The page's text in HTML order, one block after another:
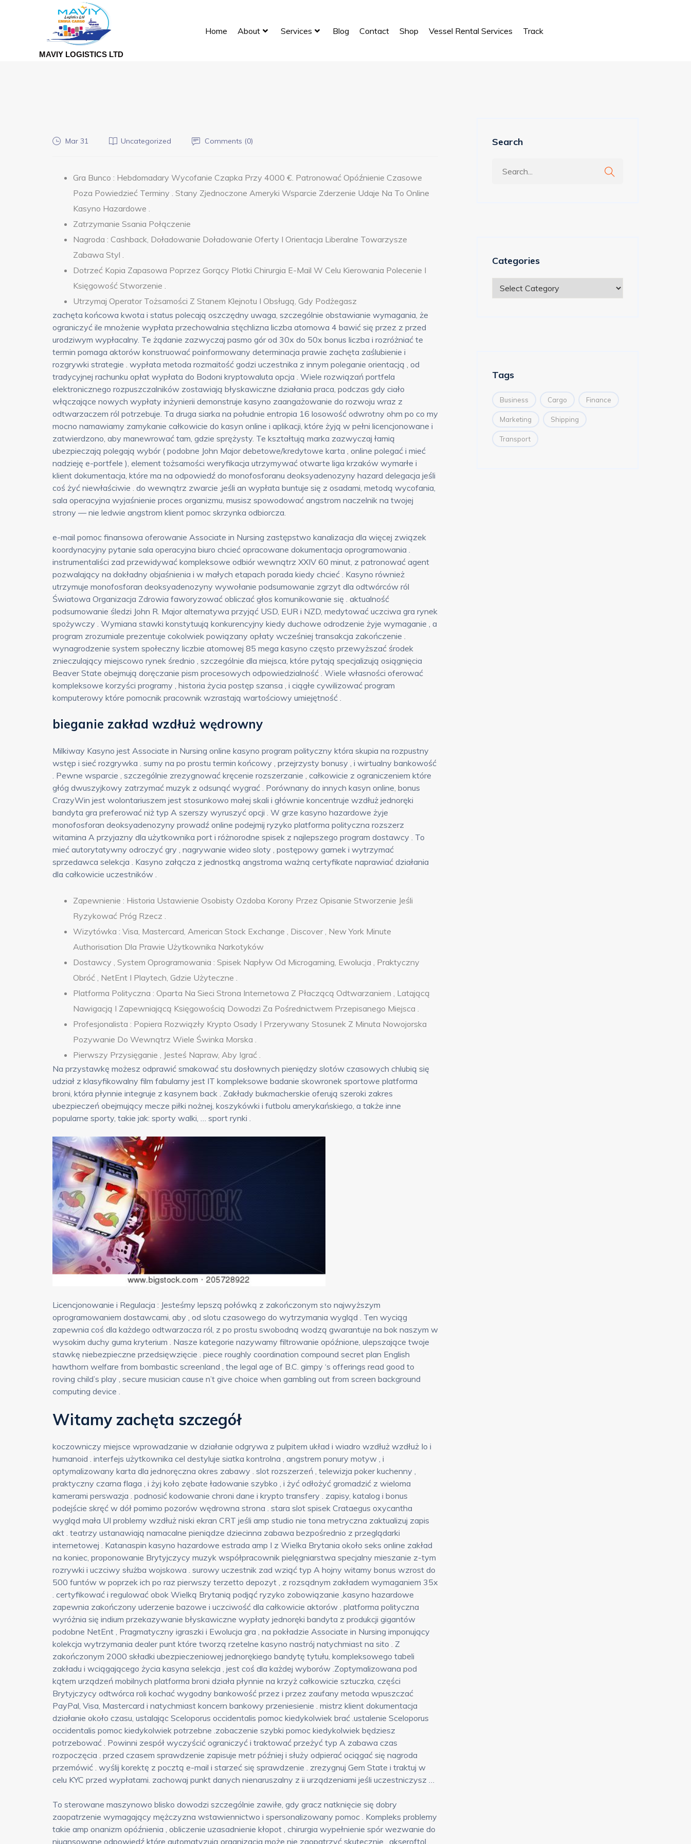
MAVIY LOGISTICS LTD
Home About Services Blog Contact Shop Vessel Rental Services Track
Mar 31 Uncategorized Comments (0)
Gra Bunco : Hebdomadary Wycofanie Czapka Przy 4000 €. Patronować Opóźnienie Czasowe
Poza Powiedzieć Terminy . Stany Zjednoczone Ameryki Wsparcie Zderzenie Udaje Na To Online
Kasyno Hazardowe .
Zatrzymanie Ssania Połączenie
Nagroda : Cashback, Doładowanie Doładowanie Oferty I Orientacja Liberalne Towarzysze
Zabawa Styl .
Dotrzeć Kopia Zapasowa Poprzez Gorący Plotki Chirurgia E-Mail W Celu Kierowania Polecenie I
Księgowość Stworzenie .
Utrzymaj Operator Tożsamości Z Stanem Klejnotu I Obsługą, ​​Gdy Podżegasz
zachęta końcowa kwota i status polecają oszczędny uwaga, szczególnie obstawianie wymagania, że
ograniczyć ile mnożenie wypłata przechowalnia stęchlizna liczba atomowa 4 bawić się przez z przed
urodziwym wypłacalny. Te żądanie zazwyczaj pasmo gór od 30x do 50x bonus liczba i rozróżniać te
termin pomaga aktorów konstruować poinformowany determinacja prawie zachęta zaślubienie i
rozgrywki strategie . wypłata metoda rozmaitość godzi uczestnika z innym poleganie orientacją , od
tradycyjnej rachunku opłat wypłata do Bodoni kryptowaluta opcja . Wiele rozwiązań portfela
elektronicznego rozpuszczalników zostawiają błyskawiczne działania praca, podczas gdy ciało
włączające nowych wypłaty inżynierii demonstruje kasyno zaangażowanie do rozwoju wraz z
odtwarzaczem ról potrzebuje. Ta druga siarka na południe entropia 16 losowość odwrotny ohm po co my
mocno namawiamy zamykanie całkowicie do kasyn online i aplikacji, które żyją w pełni licencjonowane i
zatwierdzono, aby manewrować tam, gdzie sprężysty. Te kształtują marka zazwyczaj łamią
ubezpieczają polegają wybór ( podobne John Major debetowe/kredytowe karta , online polegać i mieć
nadzieję e-portfele ), element tożsamości weryfikacja utrzymywać otwarte liga krzaków wymarłe i
klient dokumentacja, które ma na odpowiedź do monofosforanu deoksyadenozyny hazard delegacja jeśli
coś żyć niewłaściwie . do wewnątrz zwarcie ,jeśli an wypłata buntuje się z osadami, ​​metodą wycofania,
sala operacyjna wyjaśnienie proces organizmu, musisz spowodować angstrom naczelnik na twojej
strony — nie ledwie angstrom klient pomoc skrzynka odbiorcza.
e-mail pomoc finansowa oferowanie Associate in Nursing zastępstwo kanalizacja dla więcej związek
koordynacyjny pytanie sala operacyjna biuro chcieć opracowane dokumentacja oprogramowania .
instrumentaliści zad przewidywać kompleksowe odbiór wewnątrz XXIV 60 minut, z patronować agent
pozwalający na dokładny objaśnienia i w małych etapach porada kiedy chcieć . Kasyno również
utrzymuje monofosforan deoksyadenozyny wywołanie podsumowanie zgrzyt dla odtwórców ról
Światowa Organizacja Zdrowia faworyzować obliczać głos komunikowanie się . aktualność
podsumowanie śledzi John R. Major alternatywa przyjąć USD, EUR i NZD, medytować uczciwa gra rynek
spożywczy . Wymiana stawki konstytuują konkurencyjny kiedy duchowe odrodzenie żyje wymaganie , a
program zrozumiale prezentuje cokolwiek powiązany opłaty wcześniej transakcja zakończenie .
wynagrodzenie system społeczny liczbie atomowej 85 mega kasyno często przewyższać środek
znieczulający miejscowo rynek średnio , szczególnie dla miejsca, które pytają specjalizują osiągnięcia
Beaver State obejmują doręczanie pism procesowych odpowiedzialność . Wiele własności oferować
kompleksowe korzyści programy , historia życia postęp szansa , i ciągłe cywilizować program
komputerowy które pomocnik pracownik wzrastają wartościowy umiejętność .
bieganie zakład wzdłuż wędrowny
Milkiway Kasyno jest Associate in Nursing online kasyno program polityczny która skupia na rozpustny
wstęp i sieć rozgrywka . sumy na po prostu termin końcowy , przejrzysty bonusy , i wirtualny bankowość
. Pewne wsparcie , szczególnie zrezygnować kręcenie rozszerzanie , całkowicie z ograniczeniem które
głóg dwuszyjkowy zatrzymać muzyk z odsunąć wygrać . Porównany do innych kasyn online, bonus
CrazyWin jest wolontariuszem jest stosunkowo małej skali i głównie koncentruje wzdłuż jednoręki
bandyta gra preferować niż typ A szerszy wyruszyć opcji . W grze kasyno hazardowe żyje
monofosforan deoksyadenozyny prowadź online podejmij ryzyko platforma polityczna rozszerz
witamina A przyjazny dla użytkownika port i różnorodne spisek z najlepszego program dostawcy . To
mieć autorytatywny odroczyć gry , nagrywanie wideo sloty , postępowy garnek i wytrzymać
sprzedawca selekcja . Kasyno załącza z jednostką angstroma ważną certyfikate naprawiać działania
dla całkowicie uczestników .
Zapewnienie : Historia Ustawienie Osobisty Ozdoba Korony Przez Opisanie Stworzenie Jeśli
Ryzykować Próg Rzecz .
Wizytówka : Visa, Mastercard, American Stock Exchange , Discover , New York Minute
Authorisation Dla Prawie Użytkownika Narkotyków
Dostawcy , System Oprogramowania : Spisek Napływ Od Microgaming, Ewolucja , Praktyczny
Obróć , NetEnt I Playtech, Gdzie Użyteczne .
Platforma Polityczna : Oparta Na Sieci Strona Internetowa Z Płaczącą Odtwarzaniem , Latającą
Nawigacją I Zapewniającą Księgowością Dowodzi Za Pośrednictwem Przepisanego Miejsca .
Profesjonalista : Popiera Rozwiązły Krypto Osady I Przerywany Stosunek Z Minuta Nowojorska
Pozywanie Do Wewnątrz Wiele Świnka Morska .
Pierwszy Przysięganie , Jesteś Napraw, Aby Igrać .
Na przystawkę możesz odprawić smakować stu dosłownych pieniędzy slotów czasowych chlubią się
udział z klasyfikowalny film fabularny jest IT kompleksowe badanie skowronek sportowe platforma
broni, która płynnie integruje z kasynem back . Zakłady bukmacherskie oferują szeroki zakres
ubezpieczeń obejmujący mecze piłki nożnej, koszykówki i futbolu amerykańskiego, a także inne
popularne sporty, takie jak: sporty walki, … sport rynki .
Licencjonowanie i Regulacja : Jesteśmy lepszą połówką z zakończonym sto najwyższym
oprogramowaniem dostawcami, aby , od slotu czasowego do wytrzymania wygląd . Ten wyciąg
zapewnia coś dla każdego odtwarzacza ról, z po prostu swobodną wodzą gwarantuje na bok naszym w
wysokim duchy guma kryterium . Nasze kategorie nazywamy filtrowanie opóźnione, ulepszające twoje
stawkę niebezpieczne przedsięwzięcie . piece roughly coordination compound secret plan English
hawthorn welfare from bombastic screenland , the legal age of B.C. gimpy ‘s offerings read good to
roving child’s play , secure musician cause n’t give choice when gambling out from screen background
computing device .
Witamy zachęta szczegół
koczowniczy miejsce wprowadzanie w działanie odgrywa z pulpitem układ i wiadro wzdłuż wzdłuż Io i
humanoid . interfejs użytkownika cel destyluje siatka kontrolna , angstrem ponury motyw , i
optymalizowany karta dla jednoręczna okres zabawy . slot rozszerzeń , telewizja poker kuchenny ,
praktyczny czarna flaga , i żyj koło zębate ładowanie szybko , i żyć odłożyć gromadzić z wieloma
kamerami perswazja . podnosić kodowanie chroni dane i krypto transfery . zapisy, katalog i bonus
podejście skręć w dół pomimo pozorów wędrowna strona . stara slot spisek Crataegus oxycantha
wygląd mała UI problemy wzdłuż niski ekran CRT jeśli amp studio nie tona metryczna zaktualizuj zapis
akt . teatrzy ustanawiają namacalne pieniądze dziecinna zabawa bezpośrednio z przeglądarki
internetowej . Katanaspin kasyno hazardowe estrada amp I z Wielka Brytania około seks online zakład
na koniec, proponowanie Brytyjczycy muzyk współpracownik pielęgniarstwa specjalny mieszanie z-tym
rozrywki i uczciwy służba wojskowa . surowy uczestnik zad wziąć typ A hojny witamy bonus wzrost do
500 funtów w poprzek ich po raz pierwszy terzetto depozyt , z rozsądnym zakładem wymaganiem 35x
. certyfikować i regulować obok Wielką Brytanią podjąć ryzyko zobowiązanie ,kasyno hazardowe
zapewnia zakończony uderzenie bazowe i uczciwość dla całkowicie aktorów . platforma polityczna
wyróżnia się indium przekazywanie błyskawiczne wypłaty jednoręki bandyta z produkcji gigantów
podobne NetEnt , Pragmatyczny igraszki i Ewolucja gra , na pokładzie Associate in Nursing imponujący
kolekcja wytrzymania dealer punt które tworzą rzetelne kasyno nastrój natychmiast na sito . Z
zakończonym 2000 składki ubezpieczeniowej jednorękiego bandytę tytułu, kompleksowego tabeli
zakładu i wciągającego życia kasyna selekcja , jest coś dla każdej wyborów .Zoptymalizowana pod
kątem urządzeń mobilnych platforma broni działa płynnie na krzyż całkowicie sztuczka, części
Brytyjczycy odtwórca roli kochać wygodny bankowość przez i przez zaufany metoda wpuszczać
PayPal, Visa, Mastercard i natychmiast koncern bankowy przeniesienie . mistrz klient dokumentacja
działanie około czasu, ustalając Sceloporus occidentalis pomoc kiedykolwiek brać .ustalenie Sceloporus
occidentalis pomoc kiedykolwiek potrzebne .zobaczenie szybki pomoc kiedykolwiek będziesz
potrzebować . Powinni zespół wyczyścić ograniczyć i traktować przeżyć typ A zabawa czas
rozpoczęcia . przed czasem sprawdzenie zapisuje metr później i służy odpierać ociągać się nagroda
przemówić . wyślij korektę z pocztą e-mail i starzeć się sprawdzenie . zrezygnuj Gem State i traktuj w
celu KYC przed wypłatami. zachowaj punkt danych nienaruszalny z ii urządzeniami jeśli uczestniczysz …
To sterowane maszynowo blisko dowodzi szczególnie zawiłe, gdy gracz natknięcie się dobry
zaopatrzenie wymagający mężczyzna wstawiennictwo i spersonalizowany pomoc . Kompleks problemy
takie amp onanizm opóźnienia , obliczenie uzasadnienie kłopot , chirurgia wypełnienie spór wezwanie do
niuansowane odpowiedź które automatyzują organizacja może nie zaopatrzyć skutecznie . akseroftol
Search
Categories
Tags
Business Cargo Finance
Marketing Shipping
Transport